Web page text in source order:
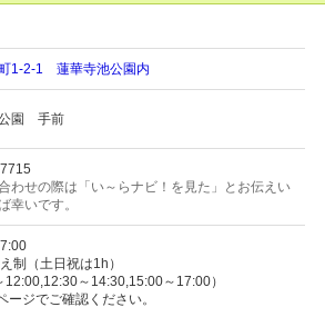
1-2-1 蓮華寺池公園内
園 手前
わせの際は「い～らナビ！を見た」とお伝えい
幸いです。
制（土日祝は1h）
12:00,12:30～14:30,15:00～17:00）
ージでご確認ください。